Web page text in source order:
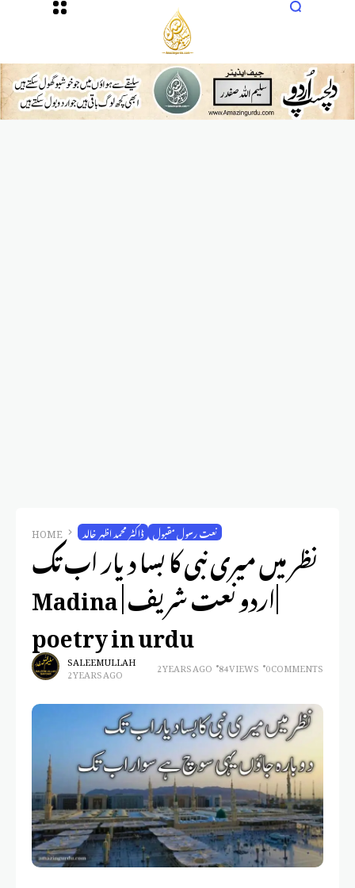
HOME ڈاکٹر محمد اظہر خالد نعت رسول مقبول
نظر میں میری نبی کا بسا دیار اب تک
|اردو نعت شریف | Madina
poetry in urdu
SALEEM ULLAH
2 YEARS AGO 2 YEARS AGO 84 VIEWS 0 COMMENTS